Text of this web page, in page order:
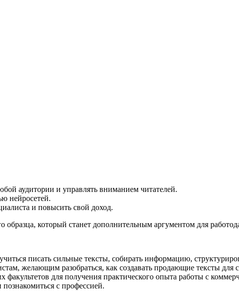
аудитории и управлять вниманием читателей.
нейросетей.
и повысить свой доход.
образца, который станет дополнительным аргументом для
писать сильные тексты, собирать информацию,
желающим разобраться, как создавать продающие тексты
для получения практического опыта работы с
познакомиться с профессией.